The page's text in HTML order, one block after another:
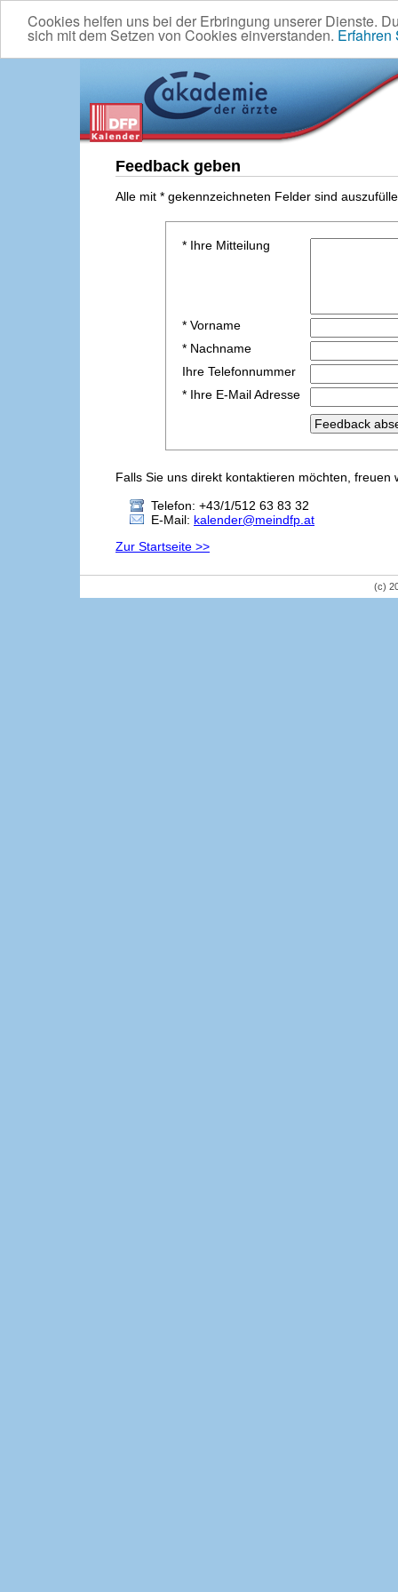
Cookies helfen uns bei der Erbringung unserer Dienste.
sich mit dem Setzen von Cookies einverstanden. Erfahren
Feedback geben
Alle mit * gekennzeichneten Felder sind
* Ihre Mitteilung
* Vorname
* Nachname
Ihre Telefonnummer
* Ihre E-Mail Adresse
Falls Sie uns direkt kontaktieren möchten,
Telefon: +43/1/512 63 83 32
E-Mail: kalender@meindfp.at
Zur Startseite >>
(c)